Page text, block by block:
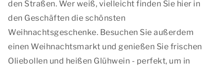
den Straßen. Wer weiß, vielleicht finden Sie hier in
den Geschäften die schönsten
Weihnachtsgeschenke. Besuchen Sie außerdem
einen Weihnachtsmarkt und genießen Sie frischen
Oliebollen und heißen Glühwein - perfekt, um in